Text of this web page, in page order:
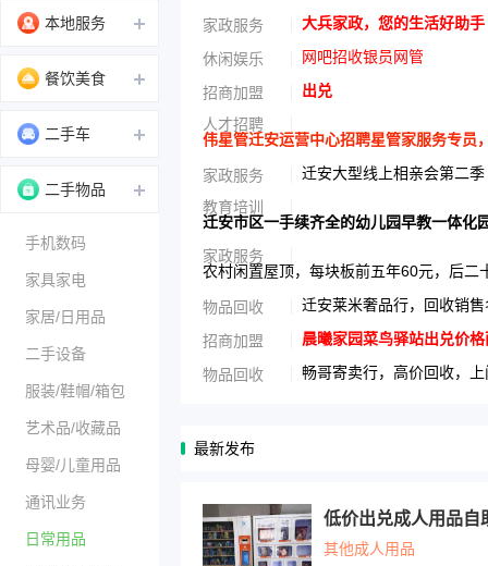
本地服务
餐饮美食
二手车
二手物品
手机数码
家具家电
家居/日用品
二手设备
服装/鞋帽/箱包
艺术品/收藏品
母婴/儿童用品
通讯业务
日常用品
家政服务 大兵家政，您的生活好助手
休闲娱乐 网吧招收银员网管
招商加盟
出兑
人才招聘
伟星管迁安运营中心招聘星管家服务专员
家政服务
迁安大型线上相亲会第二季
教育培训
迁安市区一手续齐全的幼儿园早教一体化
家政服务
农村闲置屋顶，每块板前五年60元，后
物品回收 迁安莱米奢品行，回收销
招商加盟 晨曦家园菜鸟驿站出兑价
物品回收 畅哥寄卖行，高价回收，
最新发布
低价出兑成人用品自
其他成人用品